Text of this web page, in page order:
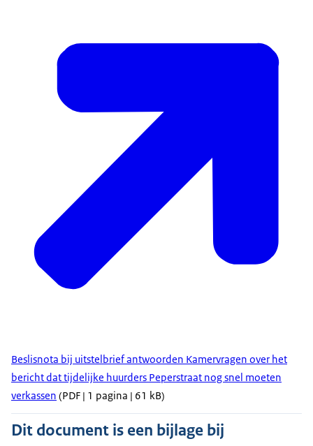
Beslisnota bij uitstelbrief antwoorden Kamervragen over het
bericht dat tijdelijke huurders Peperstraat nog snel moeten
verkassen (PDF | 1 pagina | 61 kB)
Dit document is een bijlage bij